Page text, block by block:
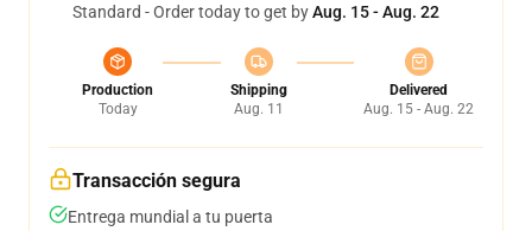
Standard - Order today to get byAug. 15 - Aug. 22
Production
Today
Shipping
Aug. 11
Delivered
Aug. 15 - Aug. 22
Transacción segura
Entrega mundial a tu puerta